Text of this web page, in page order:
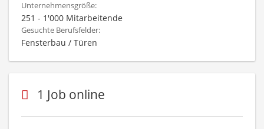
Unternehmensgröße:
251 - 1'000 Mitarbeitende
Gesuchte Berufsfelder:
Fensterbau / Türen
1 Job online